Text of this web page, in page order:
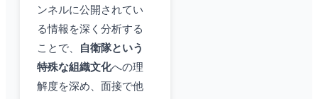
ンネルに公開されてい
る情報を深く分析する
ことで、
自衛隊という
特殊な組織文化への理
解度を深め、面接で他